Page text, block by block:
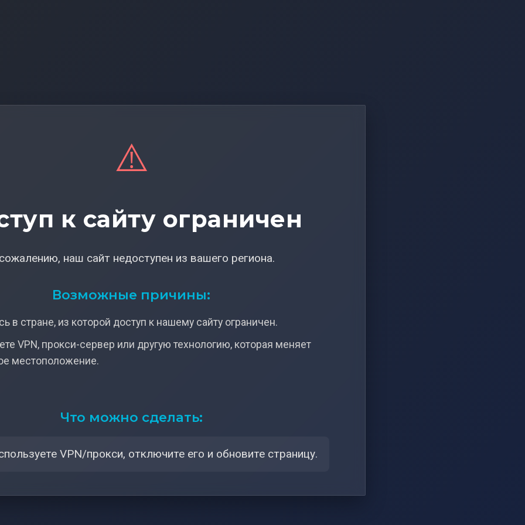
⚠️
к сайту ограничен
наш сайт недоступен из вашего региона.
Возможные причины:
в стране, из которой доступ к нашему сайту ограничен.
VPN, прокси-сервер или другую технологию, которая меняет
местоположение.
Что можно сделать:
VPN/прокси, отключите его и обновите страницу.